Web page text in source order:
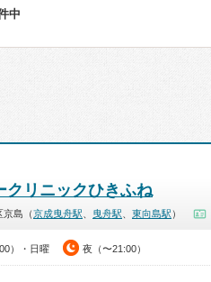
中
クリニックひきふね
京島（京成曳舟駅 曳舟駅 東向島駅 ）
）・日曜 夜（〜21:00）